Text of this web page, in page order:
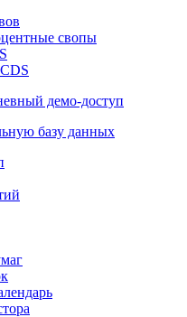
свопы
демо-доступ
базу данных